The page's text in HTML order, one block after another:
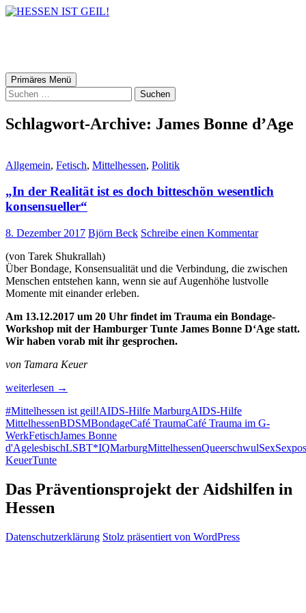
Suchen
Primäres Menü Zum
Inhalt
springen
Suchen
nach:
Schlagwort-Archive: James Bonne d’Age
Allgemein, Fetisch, Mittelhessen, Politik
„In der Realität ist es doch bitteschön wesentlich
konsensueller“
8. Dezember 2017 Björn Beck Schreibe einen Kommentar
(von Tarek Shukrallah)
Über Bondage, Konsensualität und die Verbindung, die zwischen
Menschen entstehen kann, wenn sie auf Augenhöhe lustvolle
Momente mit einander erleben.
Am 13.12.2017 um 20 Uhr findet im Trauma ein Bondage-
Workshop mit der Hamburger Tunte James Bonne D‘Age statt.
Wir haben vorab mit ihr gesprochen.
von Tamara Keuer
„In
Realität
ist
es
doch
bitteschön
konsensueller“
weiterlesen →
#Mittelhessen ist geil!AIDS-Hilfe MarburgAIDS-Hilfe
MittelhessenBDSMBondageCafé TraumaCafé Trauma im G-
WerkFetischJames Bonne
d'AgelesbischLSBT*IQMarburgMittelhessenQueerschwulSex
KeuerTunte
Das Präventionsprojekt der Aidshilfen in
Hessen
Datenschutzerklärung Stolz präsentiert von WordPress